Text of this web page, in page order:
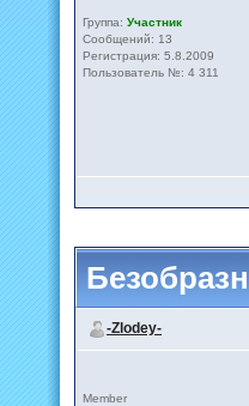
Группа: Участник
Сообщений: 13
Регистрация: 5.8.2009
Пользователь №: 4 311
-Zlodey-
Member